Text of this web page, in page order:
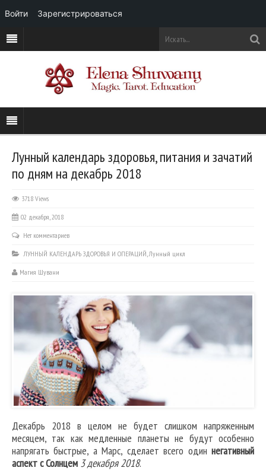
Лунный календарь здоровья, питания и зачатий
по дням на декабрь 2018
3718 Views
02 декабря, 2018
Нет комментариев
ЛУННЫЙ КАЛЕНДАРЬ ЗДОРОВЬЯ И ОПЕРАЦИЙ,Лунный цикл
Магия Шувани
Декабрь 2018 в целом не будет слишком напряженным
месяцем, так как медленные планеты не будут особенно
напрягать быстрые, а Марс, сделает всего один негативный
аспект с Солнцем 3 декабря 2018.
Войти Зарегистрироваться